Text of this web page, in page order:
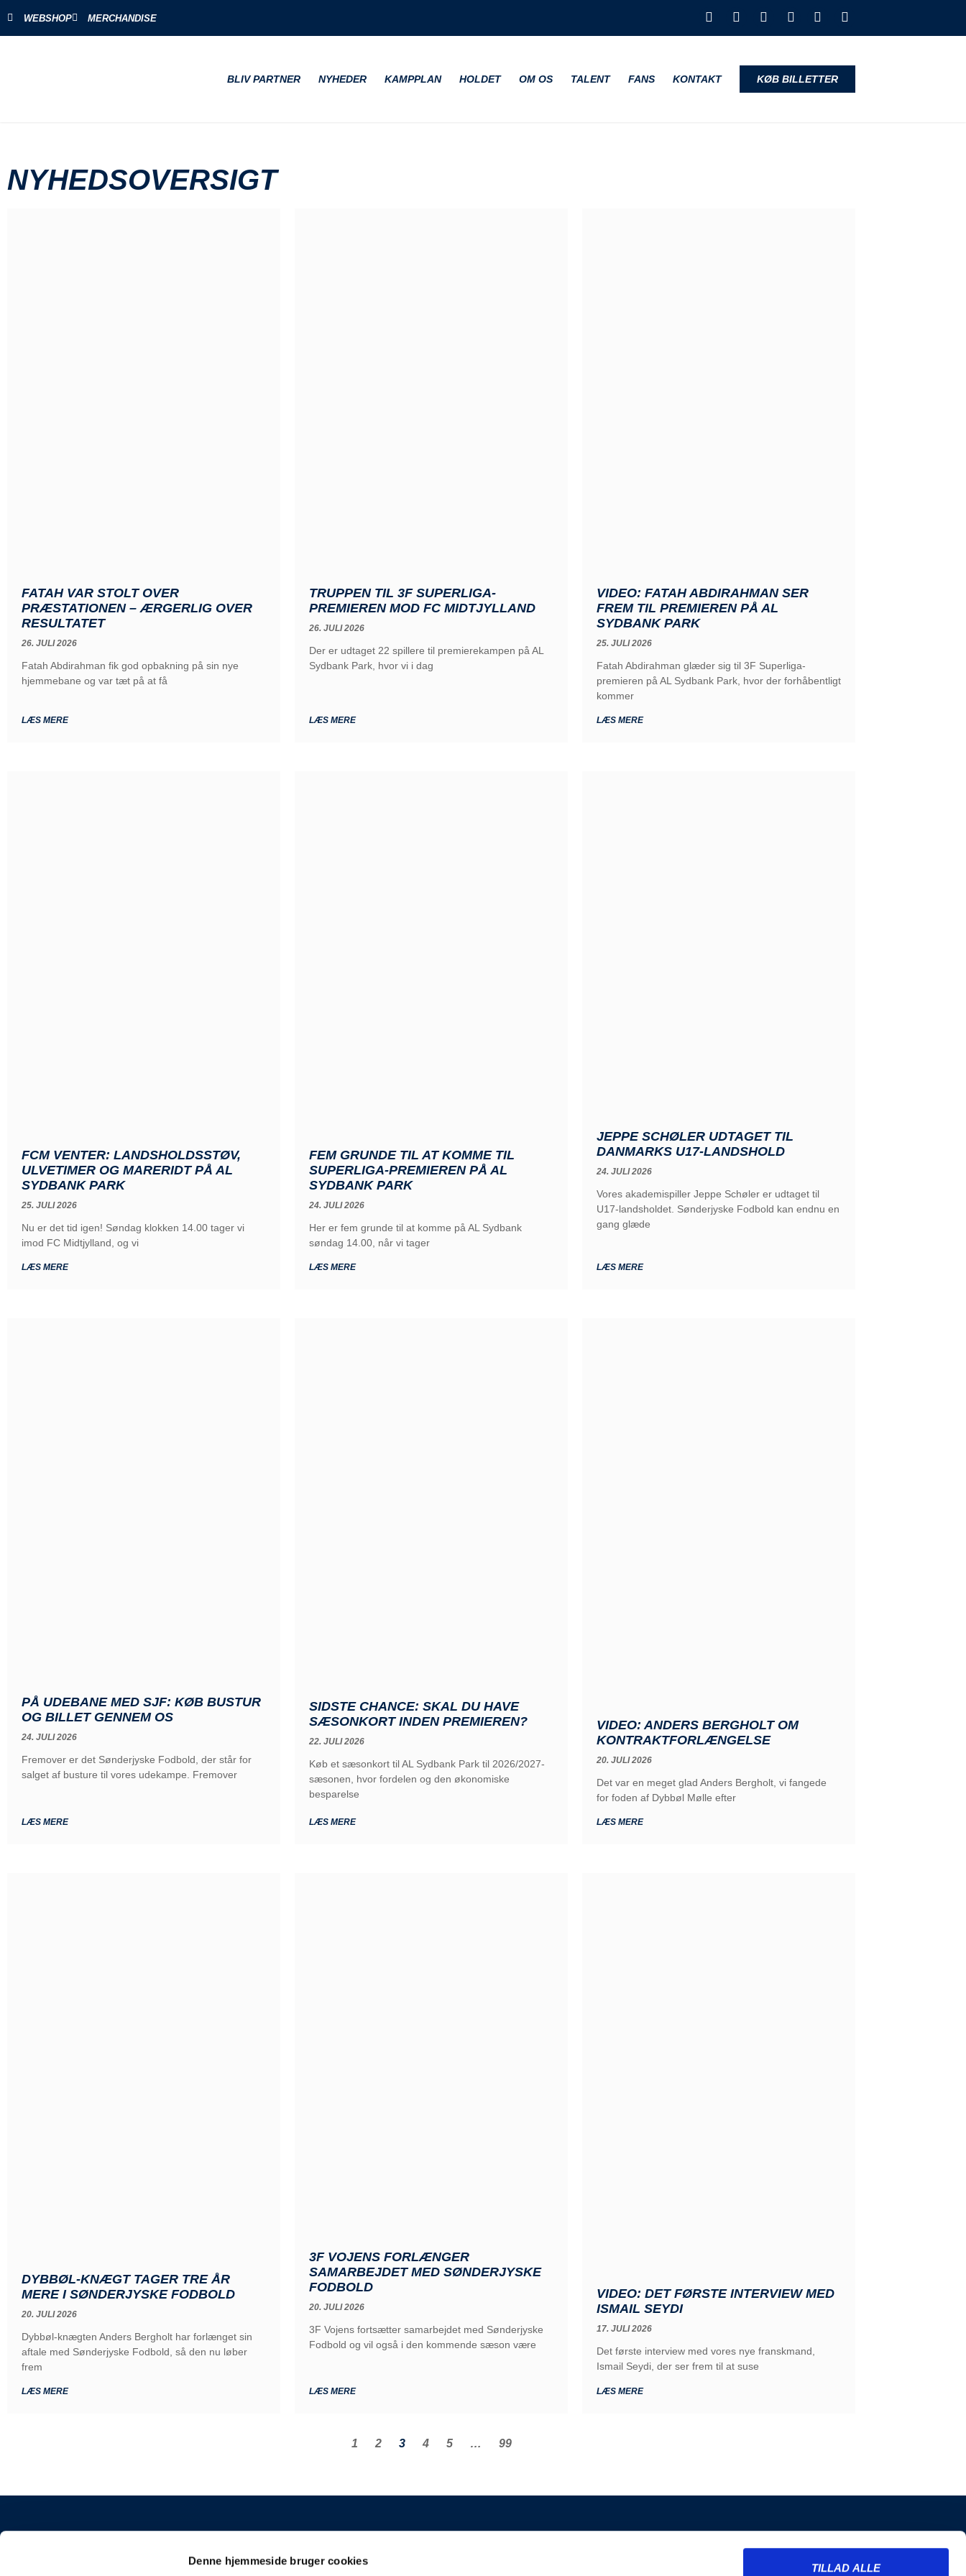
Denne hjemmeside bruger cookies
TILLAD ALLE
WEBSHOP MERCHANDISE
BLIV PARTNER NYHEDER KAMPPLAN HOLDET OM OS TALENT FANS KONTAKT KØB BILLETTER
NYHEDSOVERSIGT
FATAH VAR STOLT OVER
PRÆSTATIONEN – ÆRGERLIG OVER
RESULTATET
26. JULI 2026
Fatah Abdirahman fik god opbakning på sin nye
hjemmebane og var tæt på at få
LÆS MERE
TRUPPEN TIL 3F SUPERLIGA-
PREMIEREN MOD FC MIDTJYLLAND
26. JULI 2026
Der er udtaget 22 spillere til premierekampen på AL
Sydbank Park, hvor vi i dag
LÆS MERE
VIDEO: FATAH ABDIRAHMAN SER
FREM TIL PREMIEREN PÅ AL
SYDBANK PARK
25. JULI 2026
Fatah Abdirahman glæder sig til 3F Superliga-
premieren på AL Sydbank Park, hvor der forhåbentligt
kommer
LÆS MERE
FCM VENTER: LANDSHOLDSSTØV,
ULVETIMER OG MARERIDT PÅ AL
SYDBANK PARK
25. JULI 2026
Nu er det tid igen! Søndag klokken 14.00 tager vi
imod FC Midtjylland, og vi
LÆS MERE
FEM GRUNDE TIL AT KOMME TIL
SUPERLIGA-PREMIEREN PÅ AL
SYDBANK PARK
24. JULI 2026
Her er fem grunde til at komme på AL Sydbank
søndag 14.00, når vi tager
LÆS MERE
JEPPE SCHØLER UDTAGET TIL
DANMARKS U17-LANDSHOLD
24. JULI 2026
Vores akademispiller Jeppe Schøler er udtaget til
U17-landsholdet. Sønderjyske Fodbold kan endnu en
gang glæde
LÆS MERE
PÅ UDEBANE MED SJF: KØB BUSTUR
OG BILLET GENNEM OS
24. JULI 2026
Fremover er det Sønderjyske Fodbold, der står for
salget af busture til vores udekampe. Fremover
LÆS MERE
SIDSTE CHANCE: SKAL DU HAVE
SÆSONKORT INDEN PREMIEREN?
22. JULI 2026
Køb et sæsonkort til AL Sydbank Park til 2026/2027-
sæsonen, hvor fordelen og den økonomiske
besparelse
LÆS MERE
VIDEO: ANDERS BERGHOLT OM
KONTRAKTFORLÆNGELSE
20. JULI 2026
Det var en meget glad Anders Bergholt, vi fangede
for foden af Dybbøl Mølle efter
LÆS MERE
DYBBØL-KNÆGT TAGER TRE ÅR
MERE I SØNDERJYSKE FODBOLD
20. JULI 2026
Dybbøl-knægten Anders Bergholt har forlænget sin
aftale med Sønderjyske Fodbold, så den nu løber
frem
LÆS MERE
3F VOJENS FORLÆNGER
SAMARBEJDET MED SØNDERJYSKE
FODBOLD
20. JULI 2026
3F Vojens fortsætter samarbejdet med Sønderjyske
Fodbold og vil også i den kommende sæson være
LÆS MERE
VIDEO: DET FØRSTE INTERVIEW MED
ISMAIL SEYDI
17. JULI 2026
Det første interview med vores nye franskmand,
Ismail Seydi, der ser frem til at suse
LÆS MERE
1 2 3 4 5 … 99
INFORMATION